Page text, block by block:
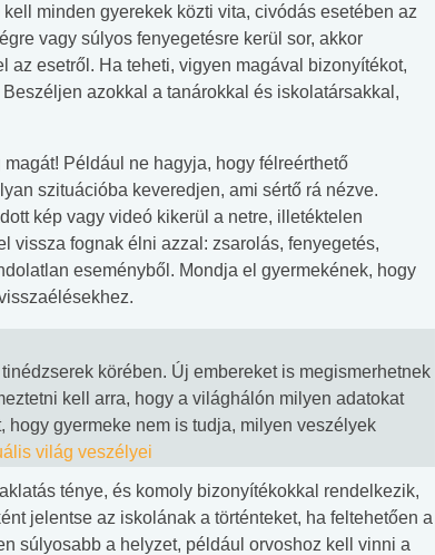
minden gyerekek közti vita, civódás esetében az
vagy súlyos fenyegetésre kerül sor, akkor
az esetről. Ha teheti, vigyen magával bizonyítékot,
azokkal a tanárokkal és iskolatársakkal,
Például ne hagyja, hogy félreérthető
szituációba keveredjen, ami sértő rá nézve.
kép vagy videó kikerül a netre, illetéktelen
vissza fognak élni azzal: zsarolás, fenyegetés,
eseményből. Mondja el gyermekének, hogy
körében. Új embereket is megismerhetnek
kell arra, hogy a világhálón milyen adatokat
gyermeke nem is tudja, milyen veszélyek
világ veszélyei
ténye, és komoly bizonyítékokkal rendelkezik,
jelentse az iskolának a történteket, ha feltehetően a
súlyosabb a helyzet, például orvoshoz kell vinni a